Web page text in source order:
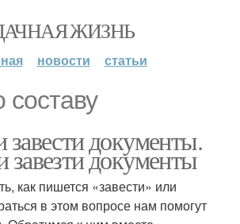
ЖИЗНЬ
новости статьи
составу
завести документы.
завезти документы
как пишется «завести» или
в этом вопросе нам помогут